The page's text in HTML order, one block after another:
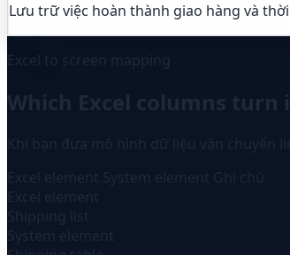
Lưu trữ việc hoàn thành giao hàng và
Excel to screen mapping